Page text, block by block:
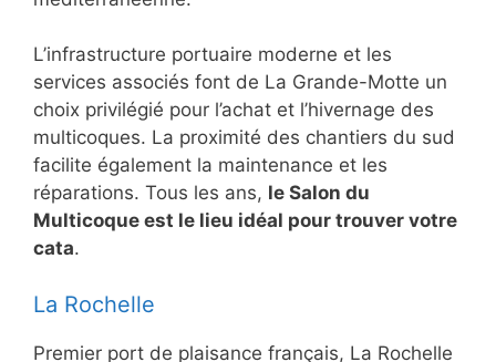
L’infrastructure portuaire moderne et les
services associés font de La Grande-Motte un
choix privilégié pour l’achat et l’hivernage des
multicoques. La proximité des chantiers du sud
facilite également la maintenance et les
réparations. Tous les ans, le Salon du
Multicoque est le lieu idéal pour trouver votre
cata.
La Rochelle
Premier port de plaisance français, La Rochelle